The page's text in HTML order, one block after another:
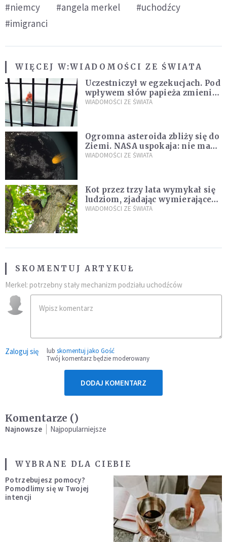
#niemcy #angela merkel
#uchodźcy
#imigranci
WIĘCEJ W:WIADOMOŚCI ZE ŚWIATA
Uczestniczył w egzekucjach. Pod
wpływem słów papieża zmienił
zdanie
WIADOMOŚCI ZE ŚWIATA
Ogromna asteroida zbliży się do
Ziemi. NASA uspokaja: nie ma
zagrożenia
WIADOMOŚCI ZE ŚWIATA
Kot przez trzy lata wymykał się
ludziom, zjadając wymierające
kaczki. W końcu popełnił
WIADOMOŚCI ZE ŚWIATA
SKOMENTUJ ARTYKUŁ
Merkel: potrzebny stały mechanizm podziału uchodźców
Zaloguj się lub skomentuj jako Gość
Twój komentarz będzie moderowany
DODAJ KOMENTARZ
Komentarze ()
Najnowsze Najpopularniejsze
WYBRANE DLA CIEBIE
Potrzebujesz pomocy?
Pomodlimy się w Twojej
intencji